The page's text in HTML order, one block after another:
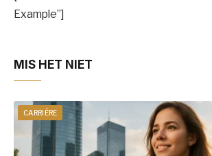
Example”]
MIS HET NIET
CARRIÈRE